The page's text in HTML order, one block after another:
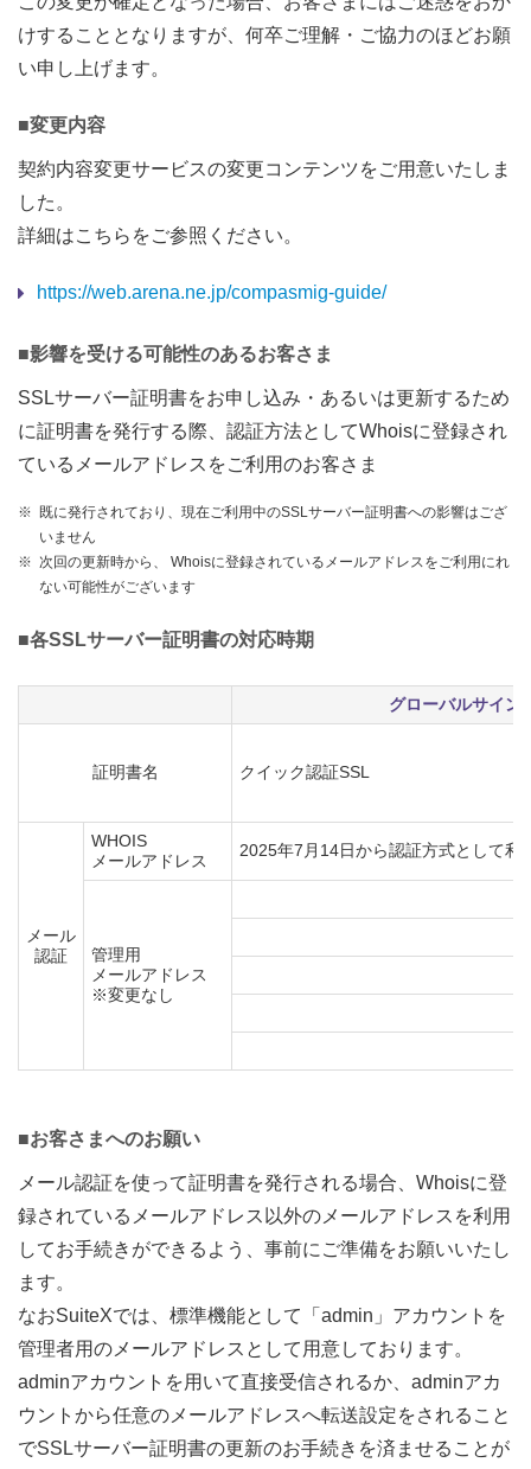
けすることとなりますが、何卒ご理解・ご協力のほどお願
い申し上げます。
■変更内容
契約内容変更サービスの変更コンテンツをご用意いたしま
した。
詳細はこちらをご参照ください。
https://web.arena.ne.jp/compasmig-guide/
■影響を受ける可能性のあるお客さま
SSLサーバー証明書をお申し込み・あるいは更新するため
に証明書を発行する際、認証方法としてWhoisに登録され
ているメールアドレスをご利用のお客さま
※ 既に発行されており、現在ご利用中のSSLサーバー証明書への影響はござ
いません
※ 次回の更新時から、 Whoisに登録されているメールアドレスをご利用にれ
ない可能性がございます
■各SSLサーバー証明書の対応時期
グローバルサイン
証明書名 クイック認証SSL
メール
認証
WHOIS
メールアドレス
2025年7月14日から認証方式として利
管理用
メールアドレス
※変更なし
■お客さまへのお願い
メール認証を使って証明書を発行される場合、Whoisに登
録されているメールアドレス以外のメールアドレスを利用
してお手続きができるよう、事前にご準備をお願いいたし
ます。
なおSuiteXでは、標準機能として「admin」アカウントを
管理者用のメールアドレスとして用意しております。
adminアカウントを用いて直接受信されるか、adminアカ
ウントから任意のメールアドレスへ転送設定をされること
でSSLサーバー証明書の更新のお手続きを済ませることが